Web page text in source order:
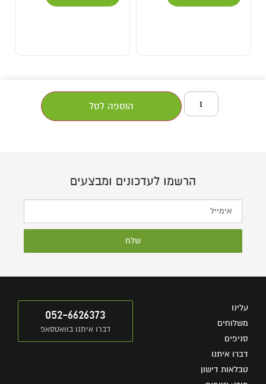
הוספה לסל
הרשמו לעדכונים ומבצעים
שלח
עלינו
משלוחים
סניפים
דברו איתנו
טבלאות דישון
052-6626373
דברו איתנו בוואטסאפ